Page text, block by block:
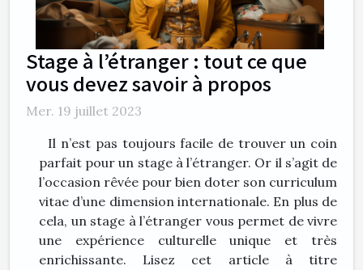
Stage à l’étranger : tout ce que
vous devez savoir à propos
Mer. 19 juillet 2023
Il n’est pas toujours facile de trouver un coin
parfait pour un stage à l’étranger. Or il s’agit de
l’occasion rêvée pour bien doter son curriculum
vitae d’une dimension internationale. En plus de
cela, un stage à l’étranger vous permet de vivre
une expérience culturelle unique et très
enrichissante. Lisez cet article à titre